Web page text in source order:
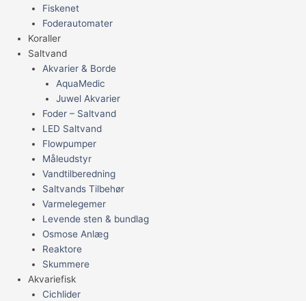
Fiskenet
Foderautomater
Koraller
Saltvand
Akvarier & Borde
AquaMedic
Juwel Akvarier
Foder – Saltvand
LED Saltvand
Flowpumper
Måleudstyr
Vandtilberedning
Saltvands Tilbehør
Varmelegemer
Levende sten & bundlag
Osmose Anlæg
Reaktore
Skummere
Akvariefisk
Cichlider